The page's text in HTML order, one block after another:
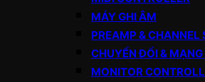
MÁY GHI ÂM
PREAMP & CHANNEL
CHUYỂN ĐỔI &
MONITOR